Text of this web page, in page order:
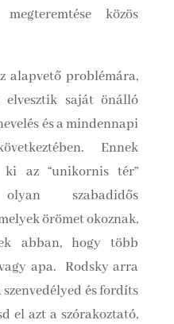
közös
alapvető problémára,
saját önálló
és a mindennapi
Ennek
ki az “unikornis tér”
szabadidős
örömet okoznak,
abban, hogy több
apa. Rodsky arra
és fordíts
el azt a szórakoztató,